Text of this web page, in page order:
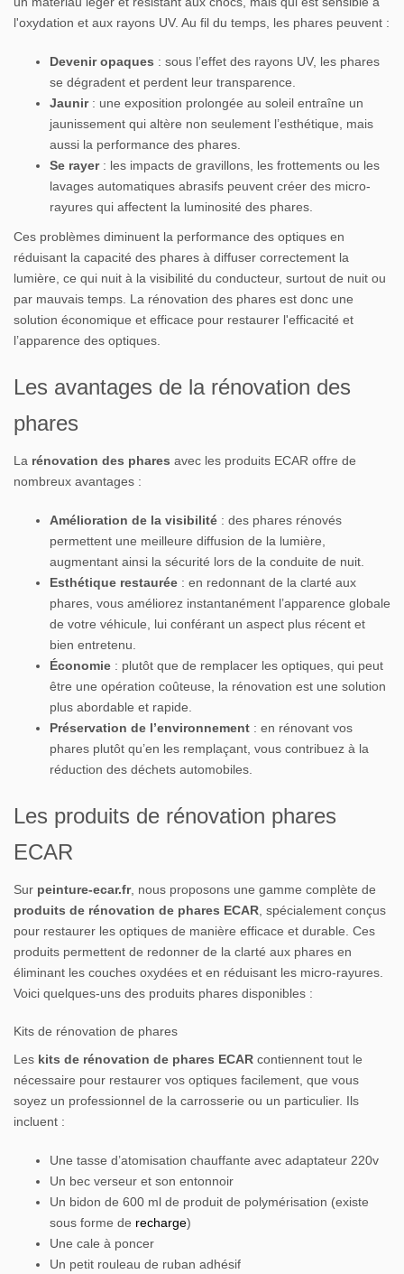
l'oxydation et aux rayons UV. Au fil du temps, les phares peuvent :
Devenir opaques : sous l’effet des rayons UV, les phares
se dégradent et perdent leur transparence.
Jaunir: une exposition prolongée au soleil entraîne un
jaunissement qui altère non seulement l’esthétique, mais
aussi la performance des phares.
Se rayer: les impacts de gravillons, les frottements ou les
lavages automatiques abrasifs peuvent créer des micro-
rayures qui affectent la luminosité des phares.
Ces problèmes diminuent la performance des optiques en
réduisant la capacité des phares à diffuser correctement la
lumière, ce qui nuit à la visibilité du conducteur, surtout de nuit ou
par mauvais temps. La rénovation des phares est donc une
solution économique et efficace pour restaurer l'efficacité et
l’apparence des optiques.
Les avantages de la rénovation des
phares
La rénovation des phares avec les produits ECAR offre de
nombreux avantages :
Amélioration de la visibilité : des phares rénovés
permettent une meilleure diffusion de la lumière,
augmentant ainsi la sécurité lors de la conduite de nuit.
Esthétique restaurée : en redonnant de la clarté aux
phares, vous améliorez instantanément l’apparence globale
de votre véhicule, lui conférant un aspect plus récent et
bien entretenu.
Économie : plutôt que de remplacer les optiques, qui peut
être une opération coûteuse, la rénovation est une solution
plus abordable et rapide.
Préservation de l’environnement : en rénovant vos
phares plutôt qu’en les remplaçant, vous contribuez à la
réduction des déchets automobiles.
Les produits de rénovation phares
ECAR
Sur peinture-ecar.fr, nous proposons une gamme complète de
produits de rénovation de phares ECAR , spécialement conçus
pour restaurer les optiques de manière efficace et durable. Ces
produits permettent de redonner de la clarté aux phares en
éliminant les couches oxydées et en réduisant les micro-rayures.
Voici quelques-uns des produits phares disponibles :
Kits de rénovation de phares
Les kits de rénovation de phares ECAR contiennent tout le
nécessaire pour restaurer vos optiques facilement, que vous
soyez un professionnel de la carrosserie ou un particulier. Ils
incluent :
Une tasse d’atomisation chauffante avec adaptateur 220v
Un bec verseur et son entonnoir
Un bidon de 600 ml de produit de polymérisation (existe
sous forme de recharge)
Une cale à poncer
Un petit rouleau de ruban adhésif